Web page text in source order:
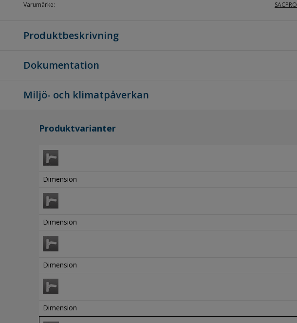
Varumärke:
SACPRO
Produktbeskrivning
Dokumentation
Miljö- och klimatpåverkan
Produktvarianter
Dimension
Dimension
Dimension
Dimension